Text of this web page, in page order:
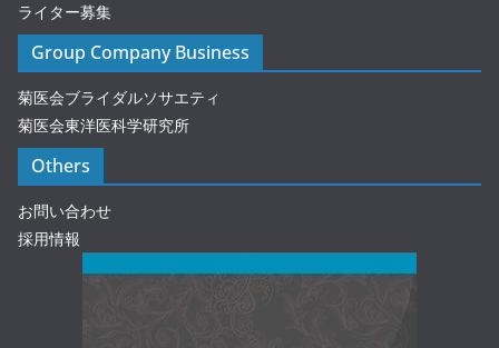
ライター募集
Group Company Business
菊医会ブライダルソサエティ
菊医会東洋医科学研究所
Others
お問い合わせ
採用情報